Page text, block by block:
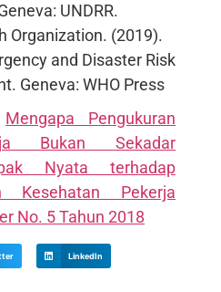
UNDRR.
Organization. (2019).
and Disaster Risk
Geneva: WHO Press
Mengapa Pengukuran
Bukan Sekadar
Nyata terhadap
Kesehatan Pekerja
No. 5 Tahun 2018
LinkedIn